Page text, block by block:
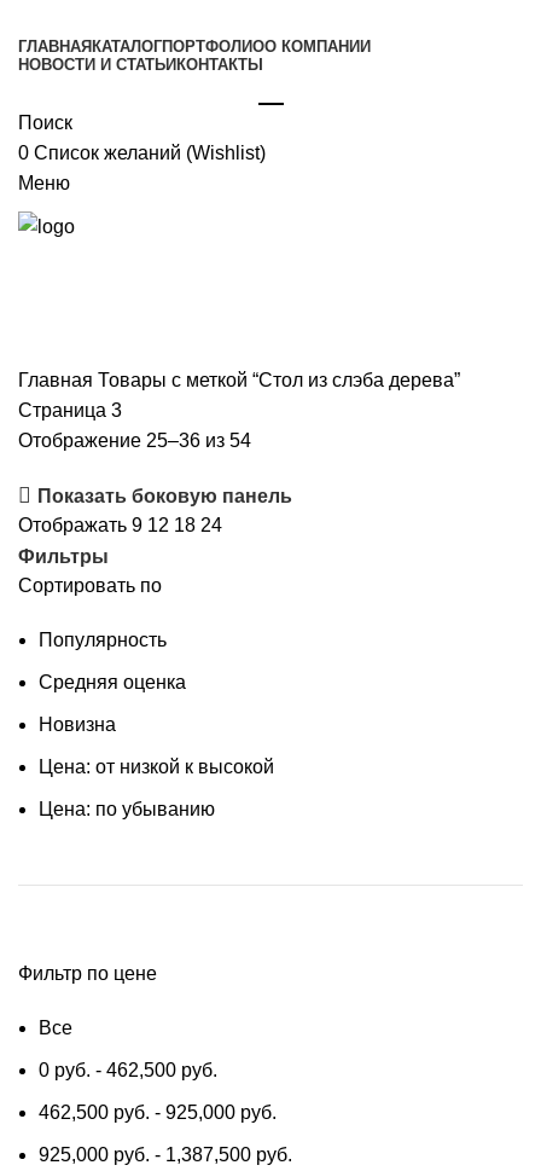
ГЛАВНАЯ КАТАЛОГПОРТФОЛИОО КОМПАНИИ
НОВОСТИ И СТАТЬИ КОНТАКТЫ
Поиск
0 Список желаний (Wishlist)
Меню
Главная Товары с меткой “Стол из слэба дерева”
Страница 3
Отображение 25–36 из 54Сортировка:
недавние
Показать боковую панель
Отображать 9 12 18 24
Фильтры
Сортировать по
Популярность
Средняя оценка
Новизна
Цена: от низкой к высокой
Цена: по убыванию
Фильтр по цене
Все
0 руб. - 462,500 руб.
462,500 руб. - 925,000 руб.
925,000 руб. - 1,387,500 руб.